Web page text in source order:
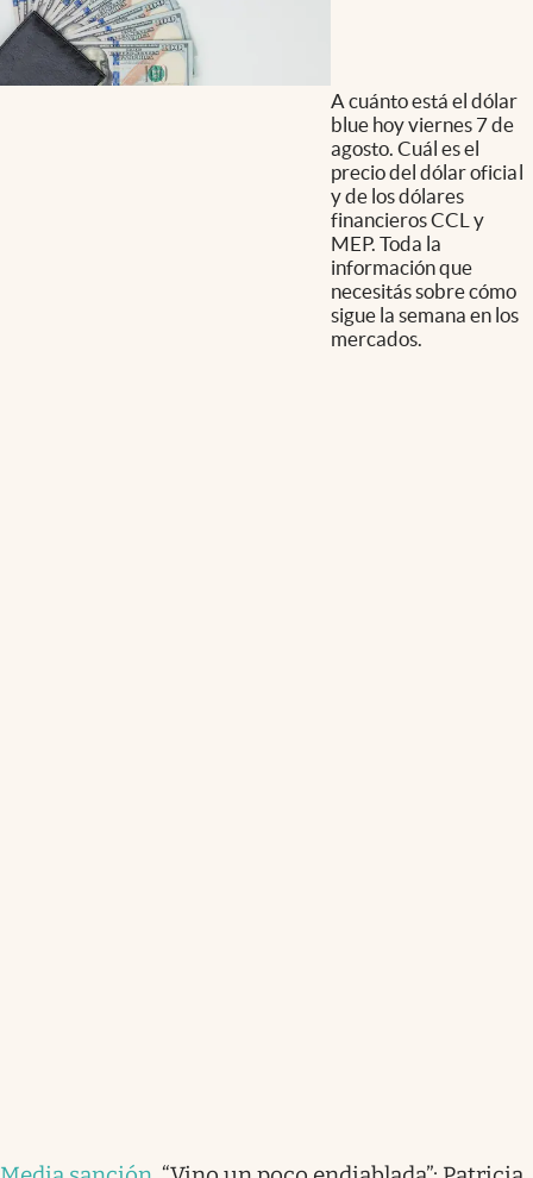
A cuánto está el dólar
blue hoy viernes 7 de
agosto. Cuál es el
precio del dólar oficial
y de los dólares
financieros CCL y
MEP. Toda la
información que
necesitás sobre cómo
sigue la semana en los
mercados.